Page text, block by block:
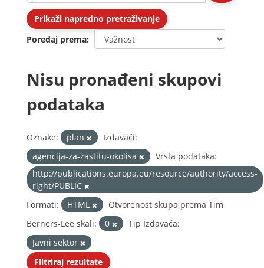
Prikaži napredno pretraživanje
Poredaj prema
Nisu pronađeni skupovi
podataka
Oznake: plan
Izdavači:
agencija-za-zastitu-okolisa
Vrsta podataka:
http://publications.europa.eu/resource/authority/access-
right/PUBLIC
Formati:
HTML
Otvorenost skupa prema Tim
Berners-Lee skali:
0
Tip Izdavača:
Javni sektor
Filtriraj rezultate